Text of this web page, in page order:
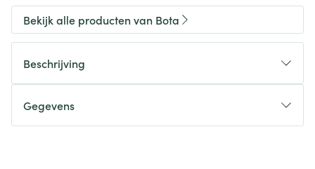
Bekijk alle producten van Bota
Beschrijving
Gegevens